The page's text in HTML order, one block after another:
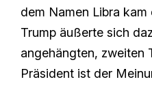
dem Namen Libra
Trump äußerte sich
angehängten, zweiten
Präsident ist der